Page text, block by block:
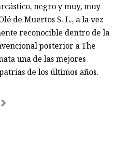
negro y muy, muy
de Muertos S. L., a la vez
reconocible dentro de la
posterior a The
una de las mejores
de los últimos años.